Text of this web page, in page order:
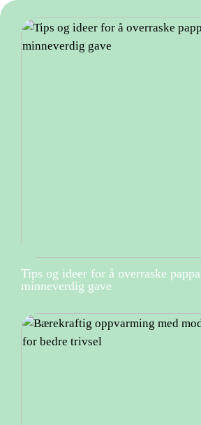
Tips og ideer for å overraske
minneverdig gave